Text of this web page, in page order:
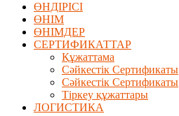
ӨНДІРІСІ
ӨНІМ
ӨHIМДЕР
СЕРТИФИКАТТАР
Құжаттама
Сәйкестік Сертификаты
Сәйкестік Сертификаты
Тіркеу құжаттары
ЛОГИСТИКА